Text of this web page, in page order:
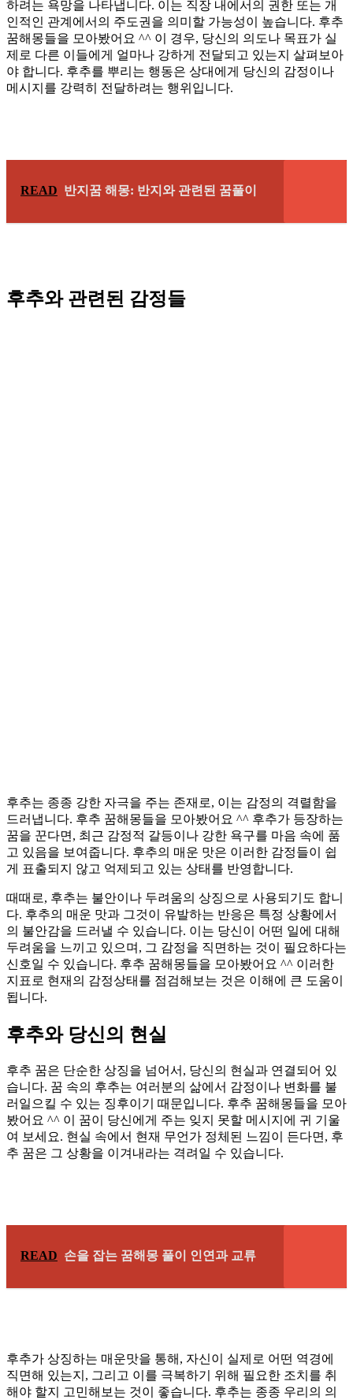
하려는 욕망을 나타냅니다. 이는 직장 내에서의 권한 또는 개
인적인 관계에서의 주도권을 의미할 가능성이 높습니다. 후추
꿈해몽들을 모아봤어요 ^^ 이 경우, 당신의 의도나 목표가 실
제로 다른 이들에게 얼마나 강하게 전달되고 있는지 살펴보아
야 합니다. 후추를 뿌리는 행동은 상대에게 당신의 감정이나
메시지를 강력히 전달하려는 행위입니다.
READ 반지꿈 해몽: 반지와 관련된 꿈풀이
후추와 관련된 감정들
후추는 종종 강한 자극을 주는 존재로, 이는 감정의 격렬함을
드러냅니다. 후추 꿈해몽들을 모아봤어요 ^^ 후추가 등장하는
꿈을 꾼다면, 최근 감정적 갈등이나 강한 욕구를 마음 속에 품
고 있음을 보여줍니다. 후추의 매운 맛은 이러한 감정들이 쉽
게 표출되지 않고 억제되고 있는 상태를 반영합니다.
때때로, 후추는 불안이나 두려움의 상징으로 사용되기도 합니
다. 후추의 매운 맛과 그것이 유발하는 반응은 특정 상황에서
의 불안감을 드러낼 수 있습니다. 이는 당신이 어떤 일에 대해
두려움을 느끼고 있으며, 그 감정을 직면하는 것이 필요하다는
신호일 수 있습니다. 후추 꿈해몽들을 모아봤어요 ^^ 이러한
지표로 현재의 감정상태를 점검해보는 것은 이해에 큰 도움이
됩니다.
후추와 당신의 현실
후추 꿈은 단순한 상징을 넘어서, 당신의 현실과 연결되어 있
습니다. 꿈 속의 후추는 여러분의 삶에서 감정이나 변화를 불
러일으킬 수 있는 징후이기 때문입니다. 후추 꿈해몽들을 모아
봤어요 ^^ 이 꿈이 당신에게 주는 잊지 못할 메시지에 귀 기울
여 보세요. 현실 속에서 현재 무언가 정체된 느낌이 든다면, 후
추 꿈은 그 상황을 이겨내라는 격려일 수 있습니다.
READ 손을 잡는 꿈해몽 풀이 인연과 교류
후추가 상징하는 매운맛을 통해, 자신이 실제로 어떤 역경에
직면해 있는지, 그리고 이를 극복하기 위해 필요한 조치를 취
해야 할지 고민해보는 것이 좋습니다. 후추는 종종 우리의 의